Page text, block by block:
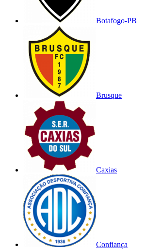
Botafogo-PB
Brusque
Caxias
Confiança